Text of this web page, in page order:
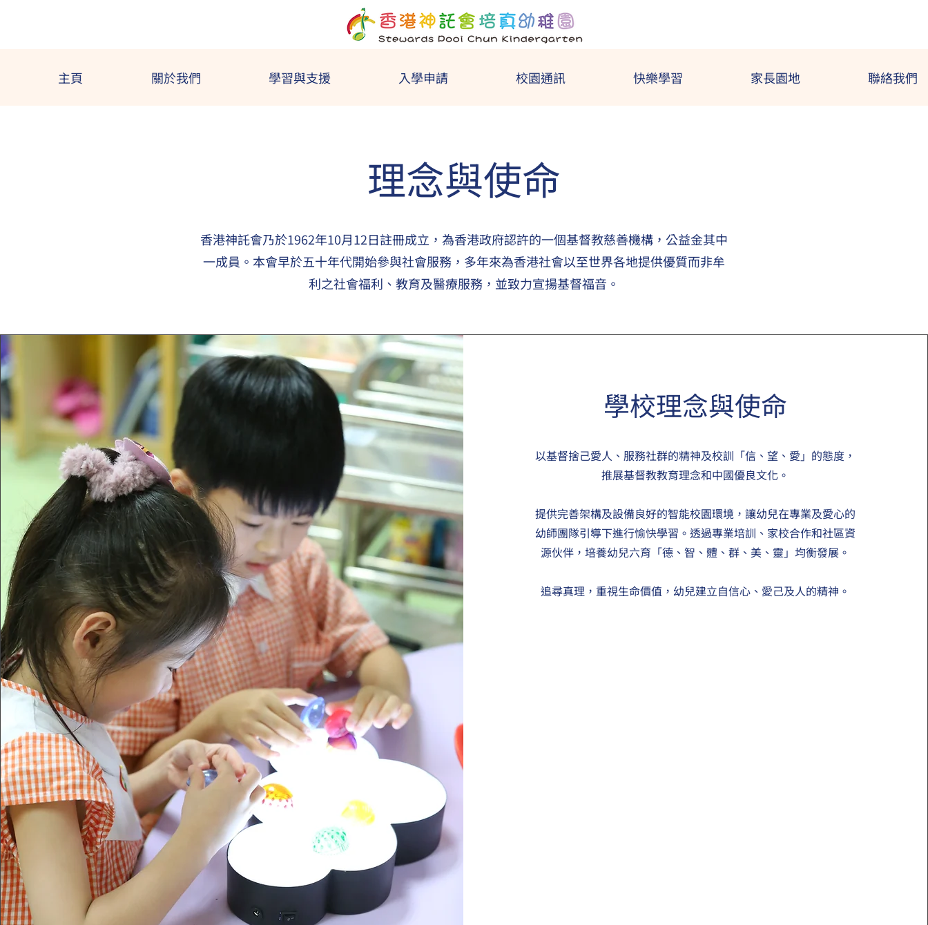
主頁 關於我們 學習與支援 入學申請 校園通訊 快樂學習 家長園地 聯絡我們
理念與使命
香港神託會乃於1962年10月12日註冊成立，為香港政府認許的一個基督教慈善機構，公益金其中
一成員。本會早於五十年代開始參與社會服務，多年來為香港社會以至世界各地提供優質而非牟
利之社會福利、教育及醫療服務，並致力宣揚基督福音。
學校理念與使命
以基督捨己愛人、服務社群的精神及校訓「信、望、愛」的態度，
推展基督教教育理念和中國優良文化。
提供完善架構及設備良好的智能校園環境，讓幼兒在專業及愛心的
幼師團隊引導下進行愉快學習。透過專業培訓、家校合作和社區資
源伙伴，培養幼兒六育「德、智、體、群、美、靈」均衡發展。
追尋真理，重視生命價值，幼兒建立自信心、愛己及人的精神。